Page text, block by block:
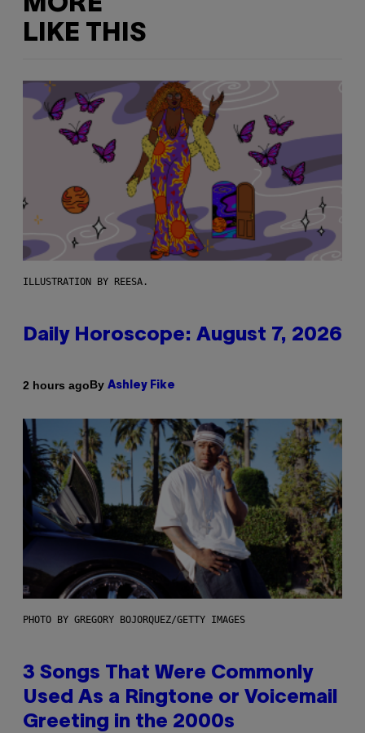
LIKE THIS
ILLUSTRATION BY REESA.
Daily Horoscope: August 7, 2026
2 hours agoBy Ashley Fike
PHOTO BY GREGORY BOJORQUEZ/GETTY IMAGES
3 Songs That Were Commonly
Used As a Ringtone or Voicemail
Greeting in the 2000s